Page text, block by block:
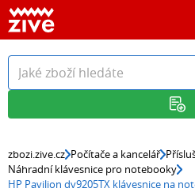
zbozi.zive.cz Počítače a kancelář
Náhradní klávesnice pro notebooky
HP Pavilion dv9205TX klávesnice na